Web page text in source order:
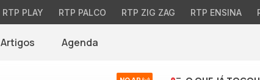
RTP PLAY RTP PALCO RTP ZIG ZAG RTP ENSINA
Artigos Agenda